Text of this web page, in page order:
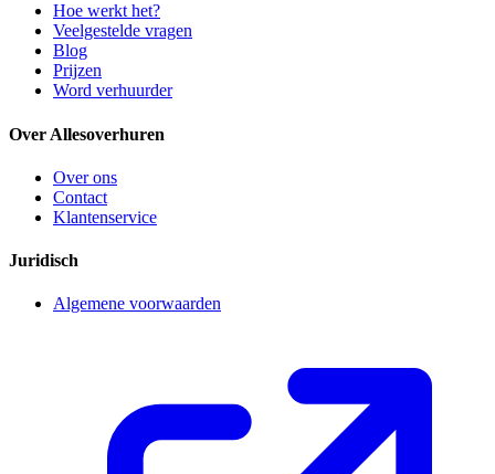
Hoe werkt het?
Veelgestelde vragen
Blog
Prijzen
Word verhuurder
Over Allesoverhuren
Over ons
Contact
Klantenservice
Juridisch
Algemene voorwaarden